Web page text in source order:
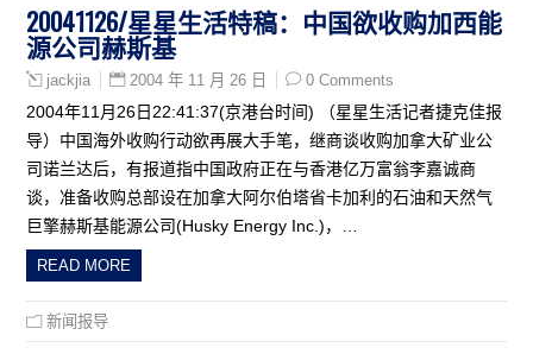
20041126/星星生活特稿：中国欲收购加西能
源公司赫斯基
jackjia 2004 年 11 月 26 日 0 Comments
2004年11月26日22:41:37(京港台时间) （星星生活记者捷克佳报
导）中国海外收购行动欲再展大手笔，继商谈收购加拿大矿业公
司诺兰达后，有报道指中国政府正在与香港亿万富翁李嘉诚商
谈，准备收购总部设在加拿大阿尔伯塔省卡加利的石油和天然气
巨擎赫斯基能源公司(Husky Energy Inc.)，…
READ MORE
新闻报导